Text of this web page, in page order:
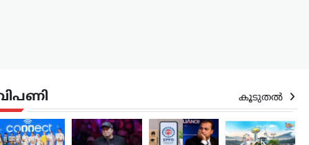
,
കൂടുതൽ